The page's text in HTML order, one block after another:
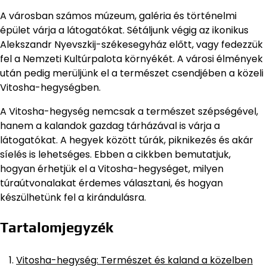
A városban számos múzeum, galéria és történelmi
épület várja a látogatókat. Sétáljunk végig az ikonikus
Alekszandr Nyevszkij-székesegyház előtt, vagy fedezzük
fel a Nemzeti Kultúrpalota környékét. A városi élmények
után pedig merüljünk el a természet csendjében a közeli
Vitosha-hegységben.
A Vitosha-hegység nemcsak a természet szépségével,
hanem a kalandok gazdag tárházával is várja a
látogatókat. A hegyek között túrák, piknikezés és akár
síelés is lehetséges. Ebben a cikkben bemutatjuk,
hogyan érhetjük el a Vitosha-hegységet, milyen
túraútvonalakat érdemes választani, és hogyan
készülhetünk fel a kirándulásra.
Tartalomjegyzék
Vitosha-hegység: Természet és kaland a közelben